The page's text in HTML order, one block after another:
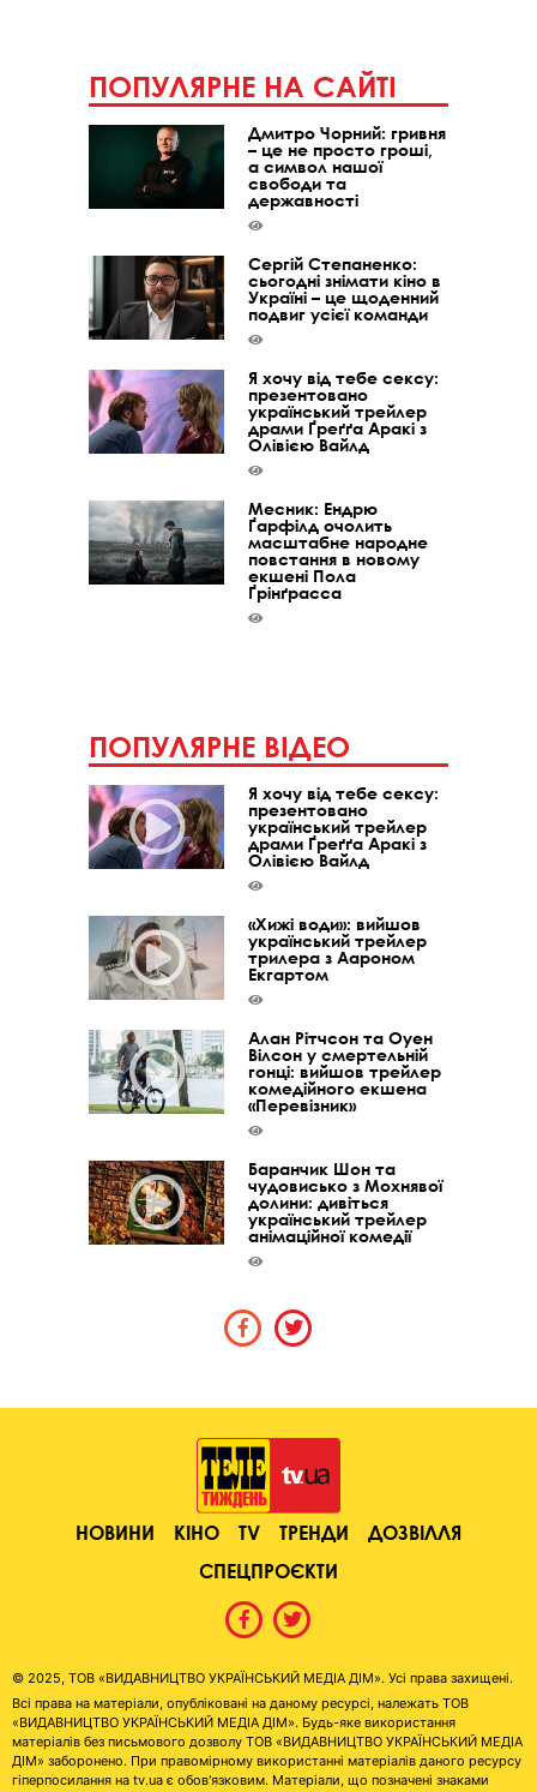
ПОПУЛЯРНЕ НА САЙТІ
Дмитро Чорний: гривня
– це не просто гроші,
а символ нашої
свободи та
державності
Сергій Степаненко:
сьогодні знімати кіно в
Україні – це щоденний
подвиг усієї команди
Я хочу від тебе сексу:
презентовано
український трейлер
драми Ґреґґа Аракі з
Олівією Вайлд
Месник: Ендрю
Ґарфілд очолить
масштабне народне
повстання в новому
екшені Пола
Ґрінґрасса
ПОПУЛЯРНЕ ВІДЕО
Я хочу від тебе сексу:
презентовано
український трейлер
драми Ґреґґа Аракі з
Олівією Вайлд
«Хижі води»: вийшов
український трейлер
трилера з Аароном
Екгартом
Алан Рітчсон та Оуен
Вілсон у смертельній
гонці: вийшов трейлер
комедійного екшена
«Перевізник»
Баранчик Шон та
чудовисько з Мохнявої
долини: дивіться
український трейлер
анімаційної комедії
НОВИНИ КІНО TV ТРЕНДИ
ДОЗВІЛЛЯ
СПЕЦПРОЄКТИ
© 2025, ТОВ «ВИДАВНИЦТВО УКРАЇНСЬКИЙ МЕДІА ДІМ». Усі права захищені.
Всі права на матеріали, опубліковані на даному ресурсі, належать ТОВ
«ВИДАВНИЦТВО УКРАЇНСЬКИЙ МЕДІА ДІМ». Будь-яке використання
матеріалів без письмового дозволу ТОВ «ВИДАВНИЦТВО УКРАЇНСЬКИЙ МЕДІА
ДІМ» заборонено. При правомірному використанні матеріалів даного ресурсу
гіперпосилання на tv.ua є обов'язковим. Матеріали, що позначені знаками